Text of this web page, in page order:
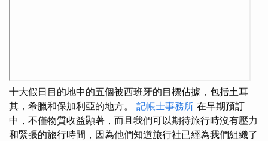
十大假日目的地中的五個被西班牙的目標佔據，包括土耳
其，希臘和保加利亞的地方。 記帳士事務所 在早期預訂
中，不僅物質收益顯著，而且我們可以期待旅行時沒有壓力
和緊張的旅行時間，因為他們知道旅行社已經為我們組織了